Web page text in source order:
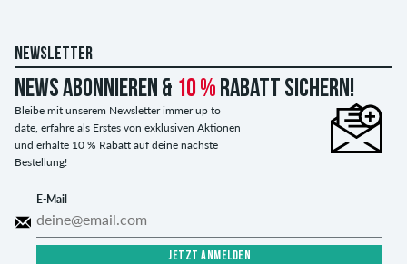
NEWSLETTER
News abonnieren & 10 % Rabatt sichern!
Bleibe mit unserem Newsletter immer up to
date, erfahre als Erstes von exklusiven Aktionen
und erhalte 10 % Rabatt auf deine nächste
Bestellung!
E-Mail
JETZT ANMELDEN